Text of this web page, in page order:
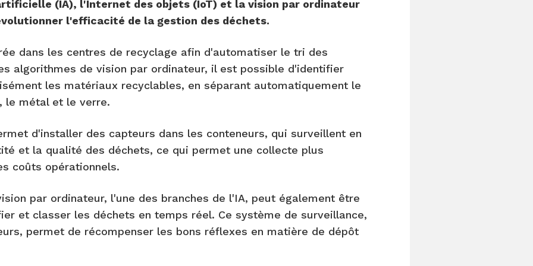
(IA), l'Internet des objets (IoT) et la vision par ordinateur
l'efficacité de la gestion des déchets.
dans les centres de recyclage afin d'automatiser le tri des
algorithmes de vision par ordinateur, il est possible d'identifier
les matériaux recyclables, en séparant automatiquement le
le métal et le verre.
d'installer des capteurs dans les conteneurs, qui surveillent en
et la qualité des déchets, ce qui permet une collecte plus
coûts opérationnels.
par ordinateur, l'une des branches de l'IA, peut également être
et classer les déchets en temps réel. Ce système de surveillance,
permet de récompenser les bons réflexes en matière de dépôt